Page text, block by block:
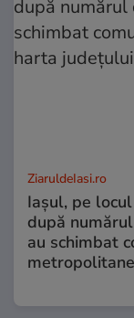
ZiaruldeIasi.ro
Iașul, pe
după
au schimbat